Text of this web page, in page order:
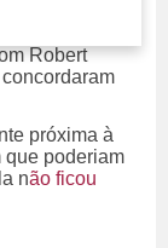
está nada
Robert
próxima à
que poderiam
não ficou